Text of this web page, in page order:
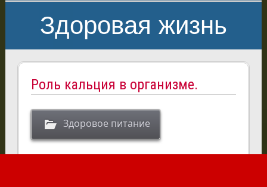
Здоровая жизнь
Роль кальция в организме.
Здоровое питание